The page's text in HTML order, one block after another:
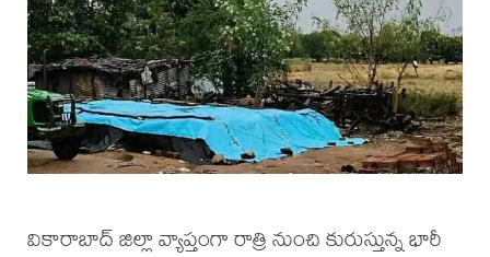
వికారాబాద్ జిల్లా వ్యాప్తంగా రాత్రి నుంచి కురుస్తున్న భారీ